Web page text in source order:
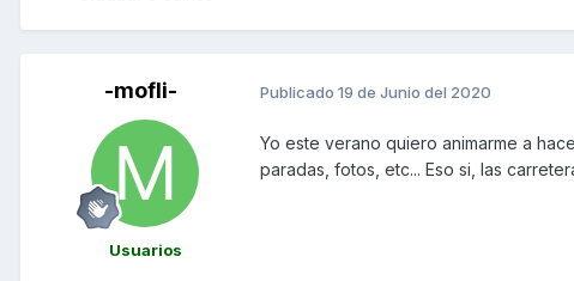
-mofli-
Usuarios
Publicado 19 de Junio del 2020
Yo este verano quiero animarme a
paradas, fotos, etc... Eso si, las